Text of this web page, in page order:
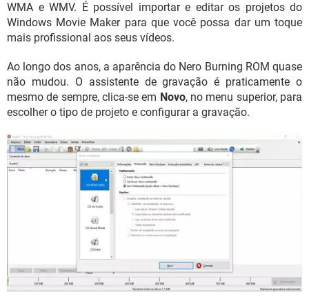
WMA e WMV. É possível importar e editar os projetos do
Windows Movie Maker para que você possa dar um toque
mais profissional aos seus vídeos.
Ao longo dos anos, a aparência do Nero Burning ROM quase
não mudou. O assistente de gravação é praticamente o
mesmo de sempre, clica-se em Novo, no menu superior, para
escolher o tipo de projeto e configurar a gravação.